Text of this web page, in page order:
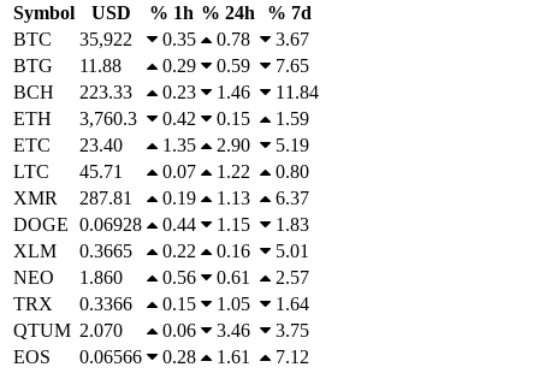
Symbol USD % 1h % 24h
% 7d
BTC
35,922 0.35 0.78
3.67
BTG
11.88 0.29 0.59
7.65
BCH
223.33 0.23 1.46
11.84
ETH
3,760.3 0.42 0.15
1.59
ETC
23.40 1.35 2.90
5.19
LTC
45.71 0.07 1.22
0.80
XMR
287.81 0.19 1.13
6.37
DOGE 0.06928 0.44 1.15
1.83
XLM
0.3665 0.22 0.16
5.01
NEO
1.860 0.56 0.61
2.57
TRX
0.3366 0.15 1.05
1.64
QTUM 2.070 0.06 3.46
3.75
EOS
0.06566 0.28 1.61 7.12